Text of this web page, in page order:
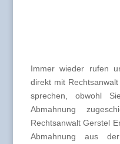
Immer wieder rufen
direkt mit
sprechen, obwohl
Abmahnung
Rechtsanwalt Gerstel
Abmahnung aus